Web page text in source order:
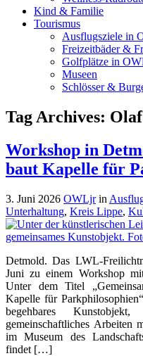
Kind & Familie
Tourismus
Ausflugsziele in
Freizeitbäder &
Golfplätze in
Museen
Schlösser &
Tag Archives:
Workshop in
baut Kapelle für
3. Juni 2026 OWLjrin
Unterhaltung, Kreis Lippe,
Detmold. Das LWL-
Juni zu einem Workshop
Unter dem Titel
Kapelle für
begehbares
gemeinschaftliches Arbeiten
im Museum des
findet […]